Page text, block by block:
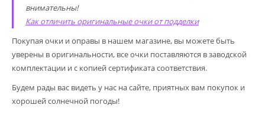
внимательны!
Как отличить оригинальные очки от подделки
Покупая очки и оправы в нашем магазине, вы можете быть
уверены в оригинальности, все очки поставляются в заводской
комплектации и с копией сертификата соответствия.
Будем рады вас видеть у нас на сайте, приятных вам покупок и
хорошей солнечной погоды!